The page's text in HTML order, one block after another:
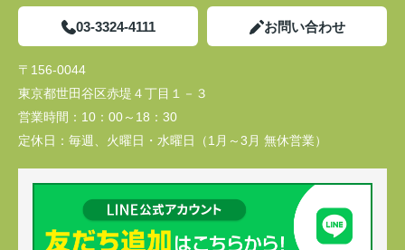
03-3324-4111 お問い合わせ
〒156-0044
東京都世田谷区赤堤４丁目１－３
営業時間： 10：00～18：30
定休日： 毎週、火曜日・水曜日（1月～3月 無休営業）